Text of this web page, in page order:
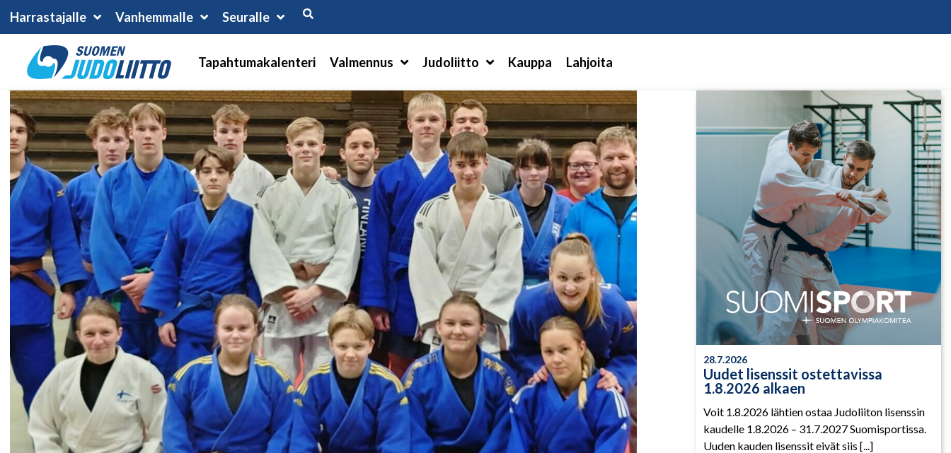
Harrastajalle Vanhemmalle Seuralle
Tapahtumakalenteri Valmennus Judoliitto Kauppa Lahjoita
28.7.2026
Uudet lisenssit ostettavissa
1.8.2026 alkaen
Voit 1.8.2026 lähtien ostaa Judoliiton lisenssin
kaudelle 1.8.2026 – 31.7.2027 Suomisportissa.
Uuden kauden lisenssit eivät siis [...]